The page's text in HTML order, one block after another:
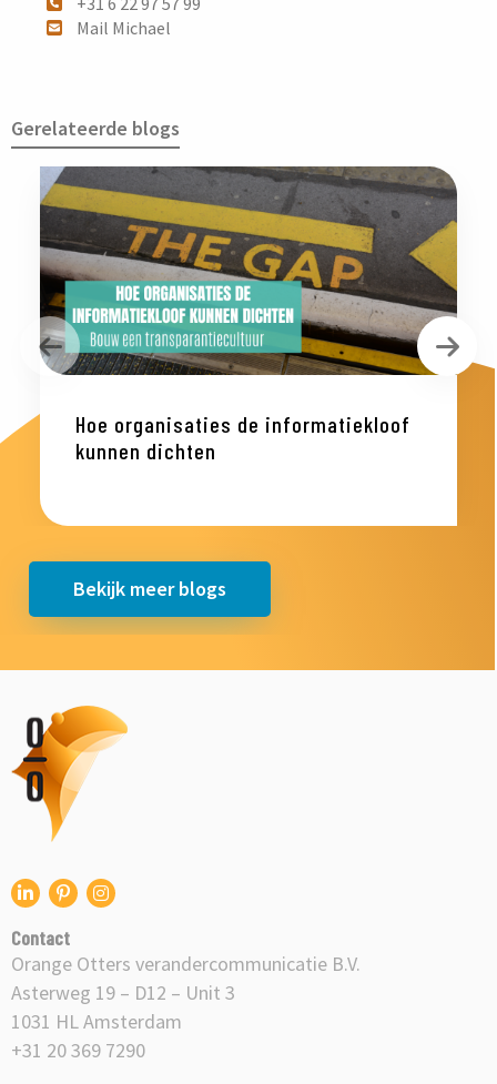
Mail Michael
Gerelateerde blogs
Vorige
Hoe organisaties de informatiekloof
kunnen dichten
Bekijk meer blogs
Orange
Otters
logo
Ga
onze
Linkedin
Ga
onze
Pinterest
Ga
Instagram
Contact
Orange Otters verandercommunicatie B.V.
Asterweg 19 – D12 – Unit 3
1031 HL Amsterdam
+31 20 369 7290